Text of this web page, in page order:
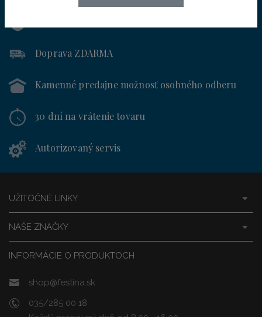
Doprava ZDARMA
Kamenné predajnemožnosť osobného odberu
30 dní na vrátenie tovaru
Autorizovaný servis
INFORMÁCIE O PRODUKTOCH
shop@festina.sk
035/285 00 18
NAŠE ZNAČKY
UŽITOČNÉ LINKY